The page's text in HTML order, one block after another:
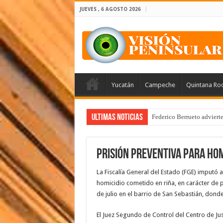
JUEVES , 6 AGOSTO 2026
Yucatán Campeche Quintana
Ultimas Noticias Federico Berrueto
Prisión Preventiva para
La Fiscalía General del Estado (FGE)
homicidio cometido en riña, en carácter
de julio en el barrio de San Sebastián,
El Juez Segundo de Control del Centro de